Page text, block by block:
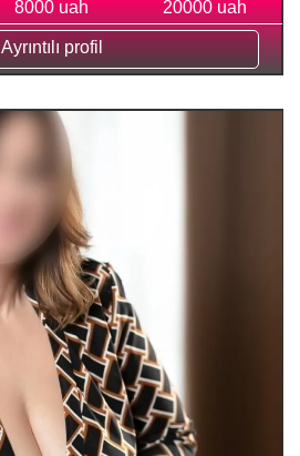
8000 uah
20000 uah
Ayrıntılı profil